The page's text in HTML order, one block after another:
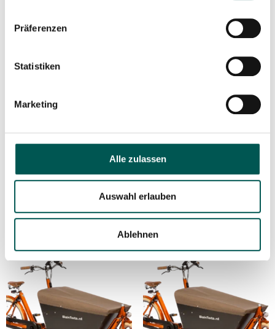
Präferenzen
Statistiken
Marketing
Alle zulassen
Auswahl erlauben
Ablehnen
WIDE NARROW
In den Warenkorb